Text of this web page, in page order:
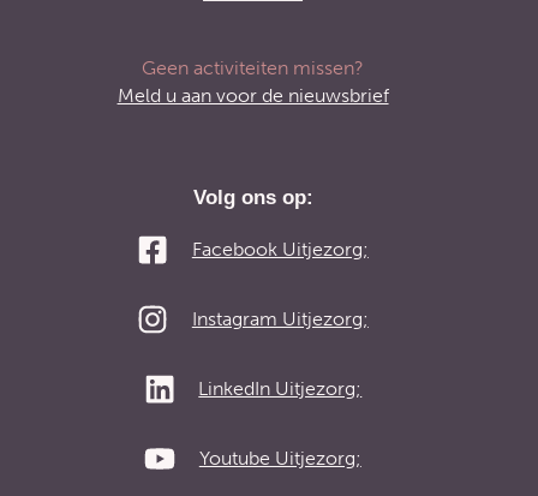
Geen activiteiten missen?
Meld u aan voor de nieuwsbrief
Volg ons op:
Facebook Uitjezorg;
Instagram Uitjezorg;
LinkedIn Uitjezorg;
Youtube Uitjezorg;